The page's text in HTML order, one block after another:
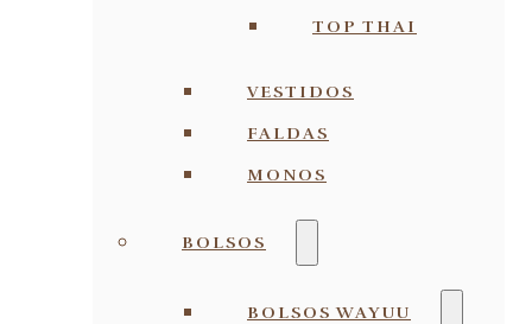
TOP THAI
VESTIDOS
FALDAS
MONOS
BOLSOS
BOLSOS WAYUU